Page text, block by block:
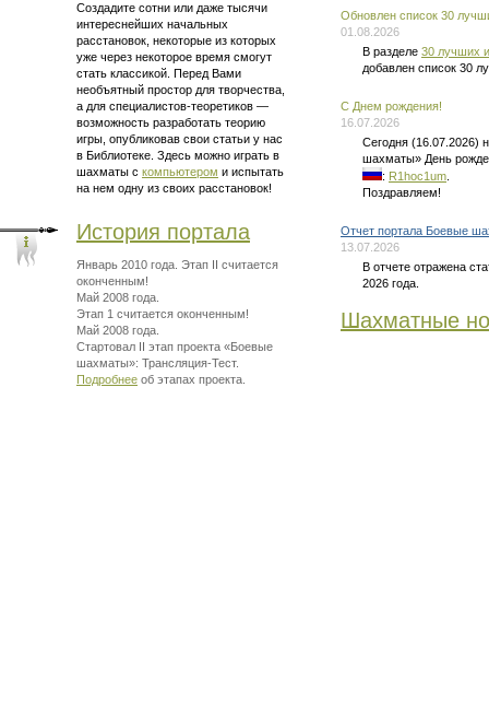
Создадите сотни или даже тысячи
интереснейших начальных
расстановок, некоторые из которых
уже через некоторое время смогут
стать классикой. Перед Вами
необъятный простор для творчества,
а для специалистов-теоретиков —
возможность разработать теорию
игры, опубликовав свои статьи у нас
в Библиотеке. Здесь можно играть в
шахматы с компьютером и испытать
на нем одну из своих расстановок!
История портала
Январь 2010 года. Этап II считается
оконченным!
Май 2008 года.
Этап 1 считается оконченным!
Май 2008 года.
Стартовал II этап проекта «Боевые
шахматы»: Трансляция-Тест.
Подробнее об этапах проекта.
Обновлен список 30
01.08.2026
В разделе 30 лучших
добавлен список 30
C Днем рождения!
16.07.2026
Сегодня (16.07.2026)
шахматы» День
: R1hoc1um
Поздравляем!
Отчет портала Боевые
13.07.2026
В отчете отражена
2026 года.
Шахматные